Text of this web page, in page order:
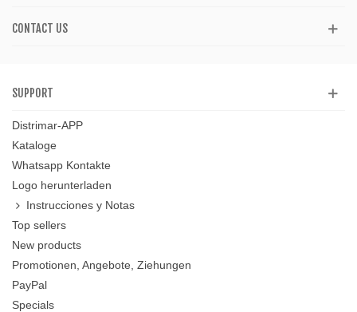
CONTACT US
SUPPORT
Distrimar-APP
Kataloge
Whatsapp Kontakte
Logo herunterladen
Instrucciones y Notas
Top sellers
New products
Promotionen, Angebote, Ziehungen
PayPal
Specials